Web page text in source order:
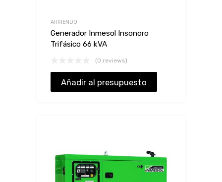
ARRIENDO
Generador Inmesol Insonoro
Trifásico 66 kVA
(0 reviews)
Añadir al presupuesto